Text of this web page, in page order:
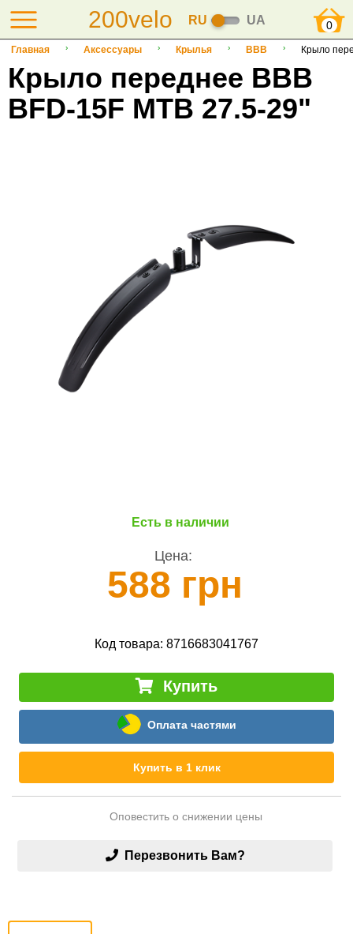
200velo RU UA 0
Главная Аксессуары Крылья BBB Крыло
Крыло переднее BBB
BFD-15F MTB 27.5-29"
Есть в наличии
Цена:
588 грн
Код товара: 8716683041767
Купить
Оплата частями
Купить в 1 клик
Оповестить о снижении цены
Перезвонить Вам?